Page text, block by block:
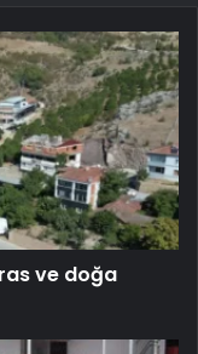
ve doğa